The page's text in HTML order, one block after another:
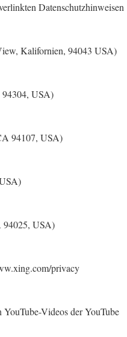
Datenschutzhinweisen
Kalifornien, 94043 USA)
94304, USA)
94107, USA)
94025, USA)
privacy
Videos der YouTube